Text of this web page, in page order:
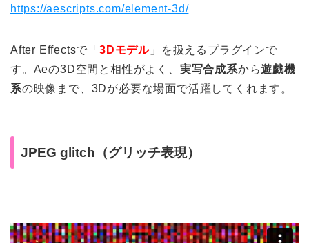
https://aescripts.com/element-3d/
After Effectsで「 3Dモデル 」を扱えるプラグインで
す。Aeの3D空間と相性がよく、 実写合成系から遊戯機
系の映像まで、3Dが必要な場面で活躍してくれます。
JPEG glitch（グリッチ表現）